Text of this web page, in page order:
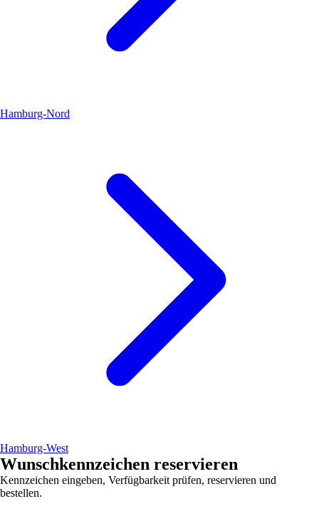
Hamburg-Nord
Hamburg-West
Wunschkennzeichen reservieren
Kennzeichen eingeben, Verfügbarkeit prüfen, reservieren und
bestellen.